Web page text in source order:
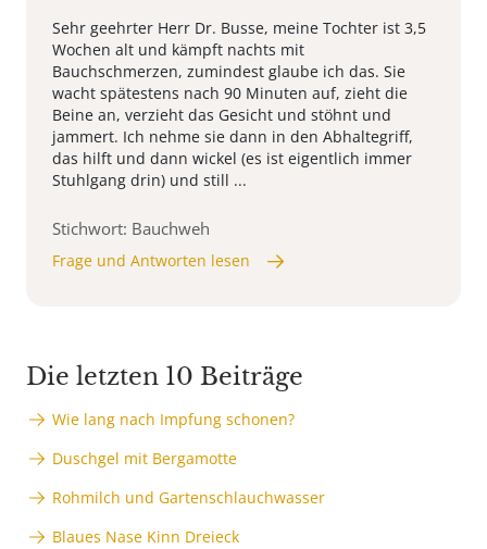
Sehr geehrter Herr Dr. Busse, meine Tochter ist 3,5
Wochen alt und kämpft nachts mit
Bauchschmerzen, zumindest glaube ich das. Sie
wacht spätestens nach 90 Minuten auf, zieht die
Beine an, verzieht das Gesicht und stöhnt und
jammert. Ich nehme sie dann in den Abhaltegriff,
das hilft und dann wickel (es ist eigentlich immer
Stuhlgang drin) und still ...
Stichwort: Bauchweh
Frage und Antworten lesen
Die letzten 10 Beiträge
Wie lang nach Impfung schonen?
Duschgel mit Bergamotte
Rohmilch und Gartenschlauchwasser
Blaues Nase Kinn Dreieck